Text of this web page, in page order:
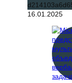
16.01.2025